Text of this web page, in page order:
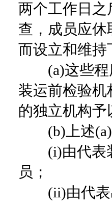
两个工作日之
查，成员应
而设立和维持
(a)这些程
装运前检验
的独立机构予
(b)上述(a)
(i)由代表装
员；
(ii)由代表